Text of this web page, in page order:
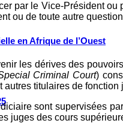
en Afrique de l’Ouest
par le Vice-Président
ou de toute autre
les dérives des
Criminal Court)
autres titulaires de
sont supervisées
juges des cours